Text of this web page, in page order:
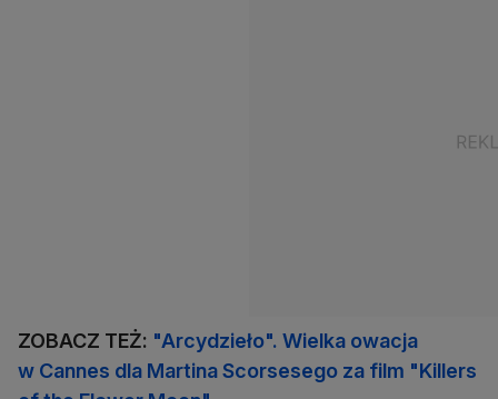
ZOBACZ TEŻ: "Arcydzieło". Wielka owacja
w Cannes dla Martina Scorsesego za film "Killers